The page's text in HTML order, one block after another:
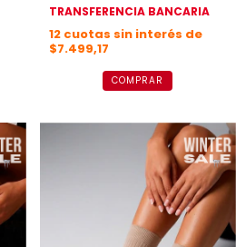
TRANSFERENCIA BANCARIA
12 cuotas sin interés de
$7.499,17
COMPRAR